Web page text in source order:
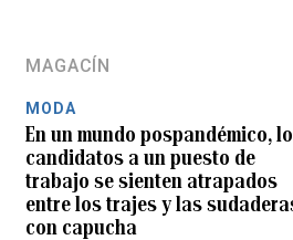
MAGACÍN
MODA
En un mundo pospandémico,
candidatos a un puesto de
trabajo se sienten atrapados
entre los trajes y las
con capucha